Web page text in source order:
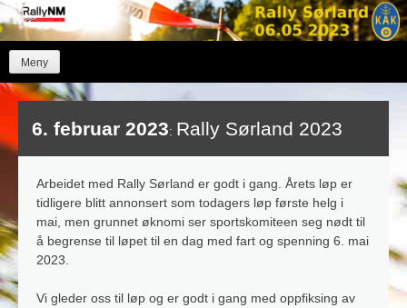
Skip
to
Meny
6. februar 2023: Rally Sørland 2023
Arbeidet med Rally Sørland er godt i gang. Årets løp er
tidligere blitt annonsert som todagers løp første helg i
mai, men grunnet øknomi ser sportskomiteen seg nødt til
å begrense til løpet til en dag med fart og spenning 6. mai
2023.
Vi gleder oss til løp og er godt i gang med oppfiksing av